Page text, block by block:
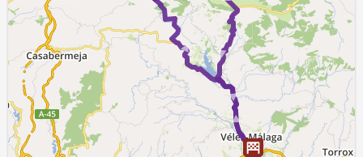
► ►